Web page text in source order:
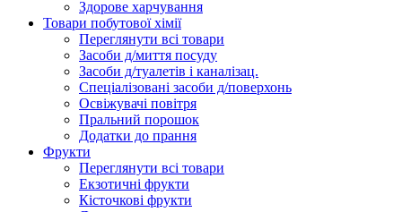
Здорове харчування
Товари побутової хімії
Переглянути всі товари
Засоби д/миття посуду
Засоби д/туалетів і каналізац.
Спеціалізовані засоби д/поверхонь
Освіжувачі повітря
Пральний порошок
Додатки до прання
Фрукти
Переглянути всі товари
Екзoтичні фрукти
Кісточкові фрукти